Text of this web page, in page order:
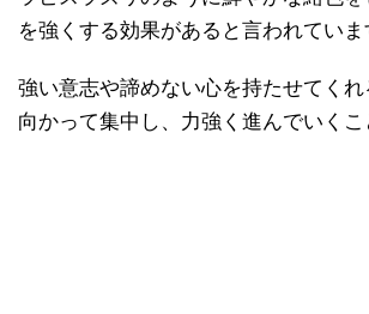
を強くする効果があると言われていま
強い意志や諦めない心を持たせてく
向かって集中し、力強く進んでいくこ